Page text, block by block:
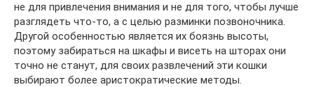
не для привлечения внимания и не для того, чтобы лучше
разглядеть что-то, а с целью разминки позвоночника.
Другой особенностью является их боязнь высоты,
поэтому забираться на шкафы и висеть на шторах они
точно не станут, для своих развлечений эти кошки
выбирают более аристократические методы.